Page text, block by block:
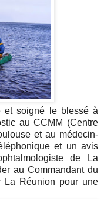
et soigné le blessé à
au CCMM (Centre
et au médecin-
et un avis
de La
au Commandant du
La Réunion pour une